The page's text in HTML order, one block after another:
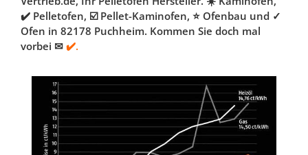
✔️ Pelletofen, ☑️ Pellet-Kaminofen, ⭐ Ofenbau und ✓
Ofen in 82178 Puchheim. Kommen Sie doch mal
vorbei ✉ ✔️.